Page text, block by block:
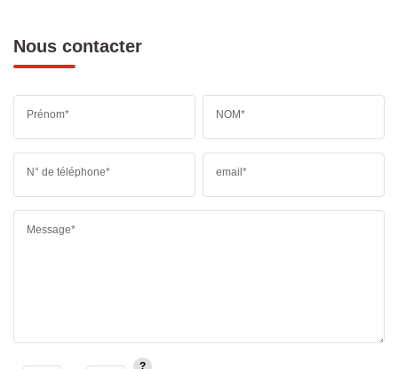
Nous contacter
Prénom* NOM*
N° de téléphone* email*
Message*